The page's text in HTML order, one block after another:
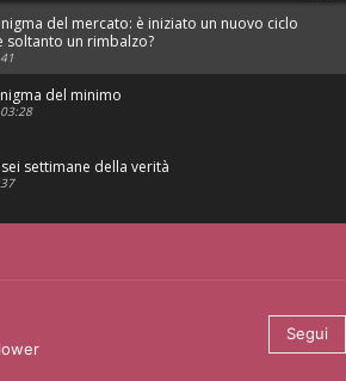
del mercato: è iniziato un nuovo ciclo
soltanto un rimbalzo?
del minimo
sei settimane della verità
Segui